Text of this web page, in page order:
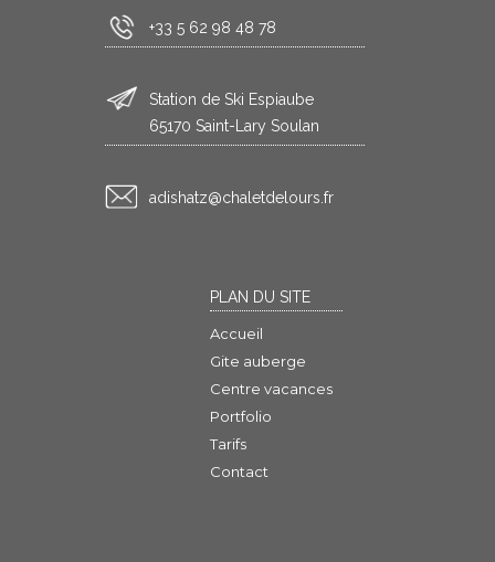
+33 5 62 98 48 78
Station de Ski Espiaube
65170 Saint-Lary Soulan
rf.sruoledtelahc@ztahsida
PLAN DU SITE
Accueil
Gite auberge
Centre vacances
Portfolio
Tarifs
Contact